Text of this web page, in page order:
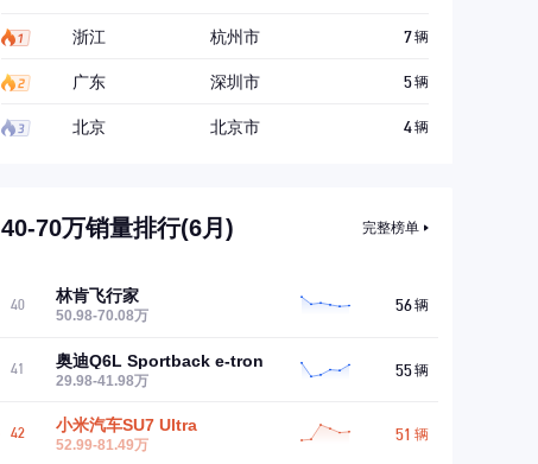
浙江 杭州市 7辆
广东 深圳市 5辆
北京 北京市 4辆
40-70万销量排行(6月) 完整榜单
40 林肯飞行家
50.98-70.08万
56辆
41 奥迪Q6L Sportback e-tron
29.98-41.98万
55辆
42 小米汽车SU7 Ultra
52.99-81.49万
51 辆